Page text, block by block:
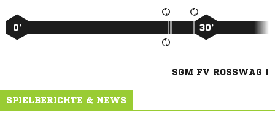
0’ 30’
SGM FV ROSSWAG I
SPIELBERICHTE & NEWS